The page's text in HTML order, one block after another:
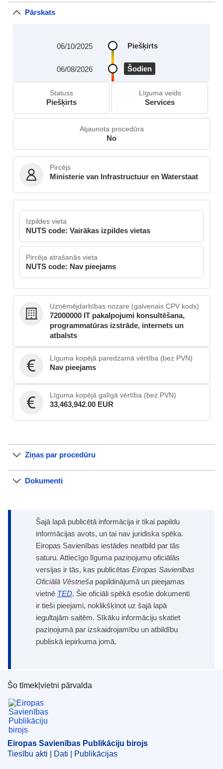
Pārskats
Piešķirts
06/10/2025
Šodien
06/08/2026
Statuss
Piešķirts
Līguma veids
Services
Atjaunota procedūra
No
Pircējs
Ministerie van Infrastructuur en Waterstaat
Izpildes vieta
NUTS code: Vairākas izpildes vietas
Pircēja atrašanās vieta
NUTS code: Nav pieejams
Uzņēmējdarbības nozare (galvenais CPV kods)
72000000 IT pakalpojumi konsultēšana,
programmatūras izstrāde, internets un
atbalsts
Līguma kopējā paredzamā vērtība (bez PVN)
Nav pieejams
Līguma kopējā galīgā vērtība (bez PVN)
33,463,942.00 EUR
Ziņas par procedūru
Dokumenti
Šajā lapā publicētā informācija ir tikai papildu
informācijas avots, un tai nav juridiska spēka.
Eiropas Savienības iestādes neatbild par tās
saturu. Attiecīgo līguma paziņojumu oficiālās
versijas ir tās, kas publicētas Eiropas Savienības
Oficiālā Vēstneša papildinājumā un pieejamas
vietnē TED. Šie oficiāli spēkā esošie dokumenti
ir tieši pieejami, noklikšķinot uz šajā lapā
iegultajām saitēm. Sīkāku informāciju skatiet
paziņojumā par izskaidrojamību un atbildību
publiskā iepirkuma jomā.
Eiropas Savienības Publikāciju birojs
Šo tīmekļvietni pārvalda
Eiropas Savienības Publikāciju birojs
Tiesību akti | Dati | Publikācijas